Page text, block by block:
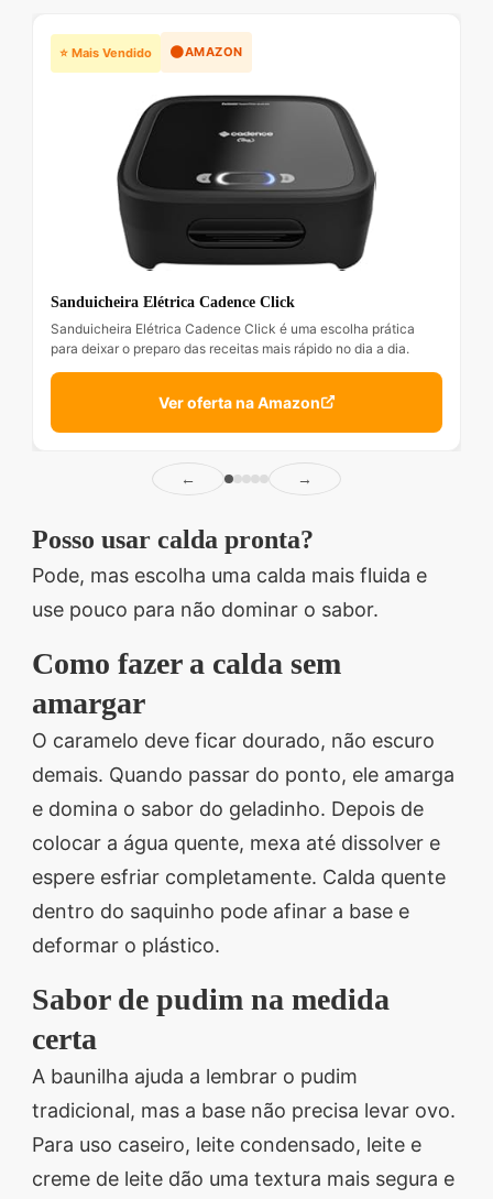
⭐ Mais Vendido 🟠AMAZON
Sanduicheira Elétrica Cadence Click
Sanduicheira Elétrica Cadence Click é uma escolha prática
para deixar o preparo das receitas mais rápido no dia a dia.
Ver oferta na Amazon
← →
Posso usar calda pronta?
Pode, mas escolha uma calda mais fluida e
use pouco para não dominar o sabor.
Como fazer a calda sem
amargar
O caramelo deve ficar dourado, não escuro
demais. Quando passar do ponto, ele amarga
e domina o sabor do geladinho. Depois de
colocar a água quente, mexa até dissolver e
espere esfriar completamente. Calda quente
dentro do saquinho pode afinar a base e
deformar o plástico.
Sabor de pudim na medida
certa
A baunilha ajuda a lembrar o pudim
tradicional, mas a base não precisa levar ovo.
Para uso caseiro, leite condensado, leite e
creme de leite dão uma textura mais segura e